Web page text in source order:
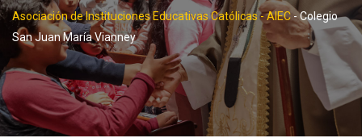
Asociación de Instituciones Educativas Católicas - AIEC -Colegio
San Juan María Vianney